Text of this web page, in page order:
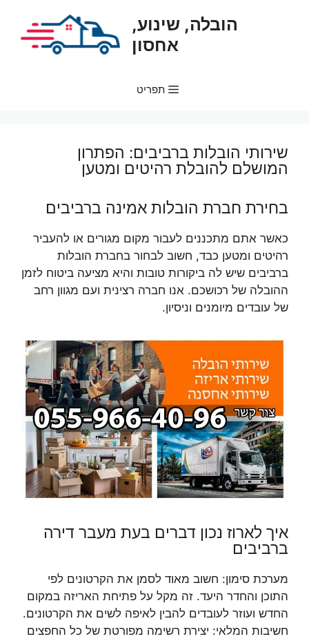
הובלה, שינוע,
אחסון
תפריט
שירותי הובלות ברביבים: הפתרון
המושלם להובלת רהיטים ומטען
בחירת חברת הובלות אמינה ברביבים
כאשר אתם מתכננים לעבור מקום מגורים או להעביר
רהיטים ומטען כבד, חשוב לבחור בחברת הובלות
ברביבים שיש לה ביקורות טובות והיא מציעה ביטוח לזמן
ההובלה של רכושכם. אנו חברה רצינית ועם מגוון רחב
של עובדים מיומנים וניסיון.
איך לארוז נכון דברים בעת מעבר דירה
ברביבים
מערכת סימון: חשוב מאוד לסמן את הקרטונים לפי
התוכן והחדר היעד. זה מקל על פתיחת האריזה במקום
החדש ועוזר לעובדים להבין לאיפה לשים את הקרטונים.
חשיבות המלאי: יצירת רשימה מפורטת של כל החפצים